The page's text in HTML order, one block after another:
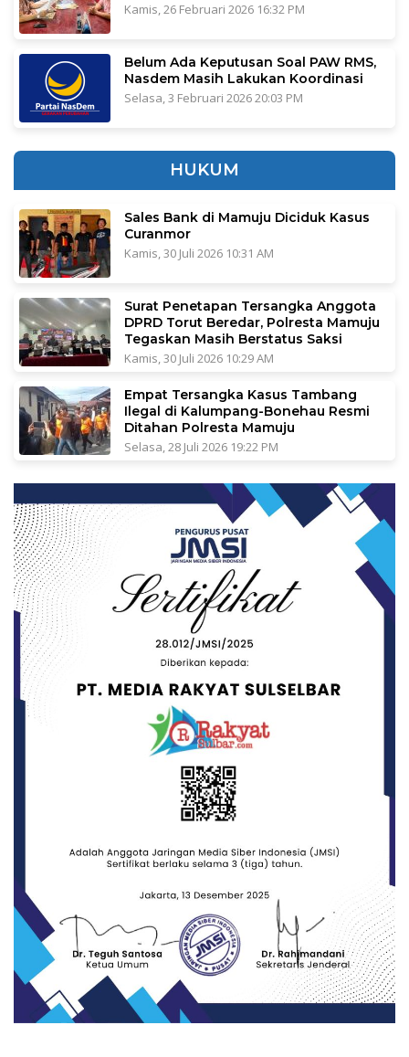
Kamis, 26 Februari 2026 16:32 PM
Belum Ada Keputusan Soal PAW RMS,
Nasdem Masih Lakukan Koordinasi
Selasa, 3 Februari 2026 20:03 PM
HUKUM
Sales Bank di Mamuju Diciduk Kasus
Curanmor
Kamis, 30 Juli 2026 10:31 AM
Surat Penetapan Tersangka Anggota
DPRD Torut Beredar, Polresta Mamuju
Tegaskan Masih Berstatus Saksi
Kamis, 30 Juli 2026 10:29 AM
Empat Tersangka Kasus Tambang
Ilegal di Kalumpang-Bonehau Resmi
Ditahan Polresta Mamuju
Selasa, 28 Juli 2026 19:22 PM